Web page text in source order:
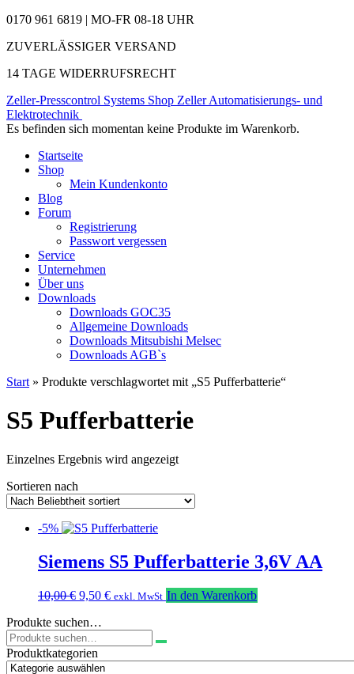
0170 961 6819 | MO-FR 08-18 UHR
ZUVERLÄSSIGER VERSAND
14 TAGE WIDERRUFSRECHT
Zeller-Presscontrol Systems Shop Zeller Automatisierungs- und
Elektrotechnik
Es befinden sich momentan keine Produkte im Warenkorb.
Startseite
Shop
Mein Kundenkonto
Blog
Forum
Registrierung
Passwort vergessen
Service
Unternehmen
Über uns
Downloads
Downloads GOC35
Allgemeine Downloads
Downloads Mitsubishi Melsec
Downloads AGB`s
Start » Produkte verschlagwortet mit „S5 Pufferbatterie“
S5 Pufferbatterie
Einzelnes Ergebnis wird angezeigt
Sortieren nach
-5%
Siemens S5 Pufferbatterie 3,6V AA
10,00€ Ursprünglicher
war:
10,00 €
9,50 €Aktueller
exkl. MwSt In den Warenkorb
Produkte suchen…
Suchen
nach:
Produktkategorien